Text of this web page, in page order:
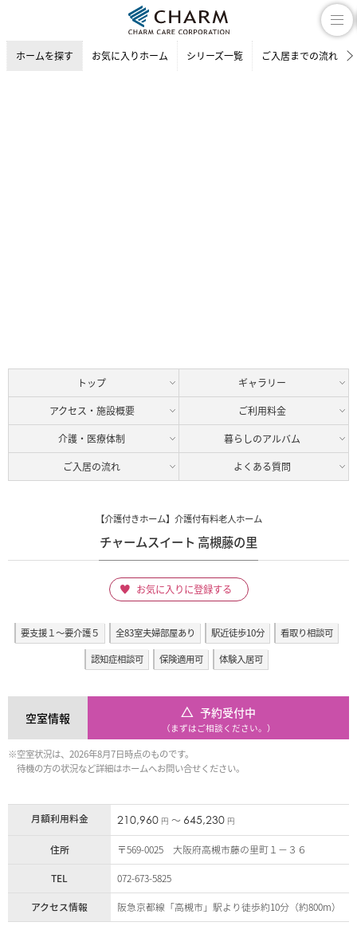
ホームを探す お気に入りホーム シリーズ一覧 ご入居までの流れ
トップ
ギャラリー
アクセス・施設概要
ご利用料金
介護・医療体制
暮らしのアルバム
ご入居の流れ
よくある質問
【介護付きホーム】介護付有料老人ホーム
チャームスイート 高槻藤の里
お気に入りに登録する
要支援１～要介護５ 全83室夫婦部屋あり 駅近徒歩10分
看取り相談可
認知症相談可
保険適用可 体験入居可
空室情報 予約受付中
（まずはご相談ください。）
※空室状況は、2026年8月7日時点のものです。
待機の方の状況など詳細はホームへお問い合せください。
月額利用料金 210,960 円 〜 645,230 円
住所
〒569-0025 大阪府高槻市藤の里町１－３６
TEL
072-673-5825
アクセス情報
阪急京都線「高槻市」駅より徒歩約10分（約800m）